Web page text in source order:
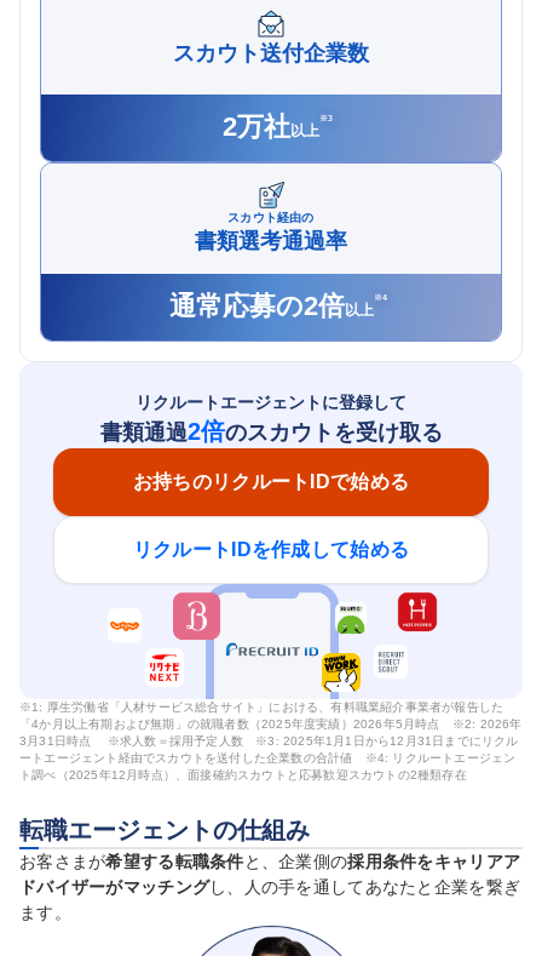
スカウト送付企業数
2万社以上
※3
スカウト経由の
書類選考通過率
通常応募の2倍以上
※4
リクルートエージェントに登録して
書類通過2倍のスカウトを受け取る
お持ちのリクルートIDで始める
リクルートIDを作成して始める
※1: 厚生労働省「人材サービス総合サイト」における、有料職業紹介事業者が報告した
「4か月以上有期および無期」の就職者数（2025年度実績）2026年5月時点 ※2: 2026年
3月31日時点 ※求人数＝採用予定人数 ※3: 2025年1月1日から12月31日までにリクル
ートエージェント経由でスカウトを送付した企業数の合計値 ※4: リクルートエージェン
ト調べ（2025年12月時点）、面接確約スカウトと応募歓迎スカウトの2種類存在
転職エージェントの仕組み
お客さまが希望する転職条件と、企業側の採用条件をキャリアア
ドバイザーがマッチングし、人の手を通してあなたと企業を繋ぎ
ます。